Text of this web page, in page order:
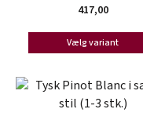
417,00
Vælg variant